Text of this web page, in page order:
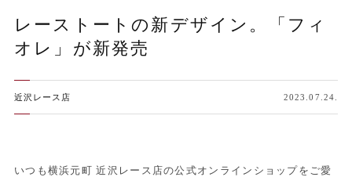
レーストートの新デザイン。「フィ
オレ」が新発売
近沢レース店 2023.07.24.
いつも横浜元町 近沢レース店の公式オンラインショップをご愛